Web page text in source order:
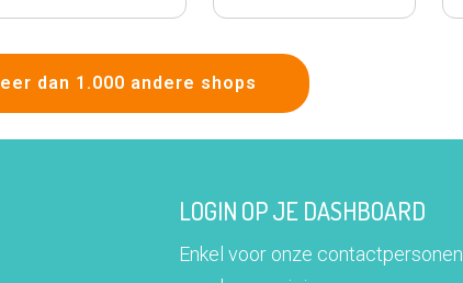
dan 1.000 andere shops
LOGIN OP JE DASHBOARD
Enkel voor onze contactpersonen